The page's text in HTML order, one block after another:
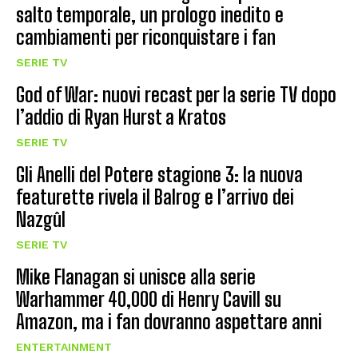
salto temporale, un prologo inedito e
cambiamenti per riconquistare i fan
SERIE TV
God of War: nuovi recast per la serie TV dopo
l’addio di Ryan Hurst a Kratos
SERIE TV
Gli Anelli del Potere stagione 3: la nuova
featurette rivela il Balrog e l’arrivo dei
Nazgûl
SERIE TV
Mike Flanagan si unisce alla serie
Warhammer 40,000 di Henry Cavill su
Amazon, ma i fan dovranno aspettare anni
ENTERTAINMENT